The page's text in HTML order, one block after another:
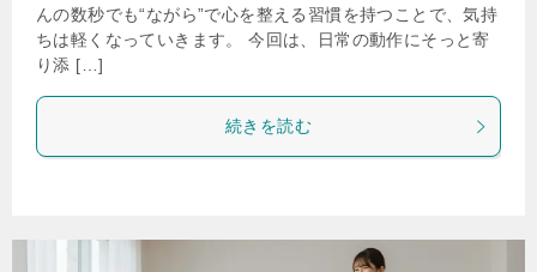
んの数秒でも“ながら”で心を整える習慣を持つことで、気持
ちは軽くなっていきます。 今回は、日常の動作にそっと寄
り添 […]
続きを読む